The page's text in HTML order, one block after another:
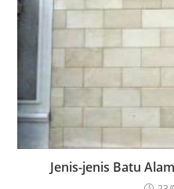
Jenis-jenis Batu